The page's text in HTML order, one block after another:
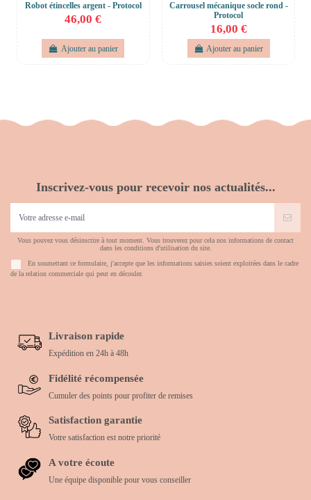
Robot étincelles argent - Protocol
46,00 €
Ajouter au panier
Carrousel mécanique socle rond -
Protocol
16,00 €
Ajouter au panier
Inscrivez-vous pour recevoir nos actualités...
Vous pouvez vous désinscrire à tout moment. Vous trouverez pour cela nos informations de contact
dans les conditions d'utilisation du site.
En soumettant ce formulaire, j'accepte que les informations saisies soient exploitées dans le cadre
de la relation commerciale qui peut en découler.
Livraison rapide
Expédition en 24h à 48h
Fidélité récompensée
Cumuler des points pour profiter de remises
Satisfaction garantie
Votre satisfaction est notre priorité
A votre écoute
Une équipe disponible pour vous conseiller